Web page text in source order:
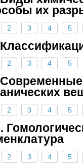
их
2 3 4 5
2 3 4 5
2 3 4 5
2 3 4 5